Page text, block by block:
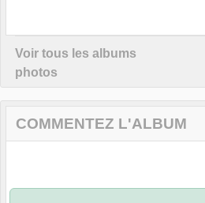
Voir tous les albums
photos
COMMENTEZ L'ALBUM